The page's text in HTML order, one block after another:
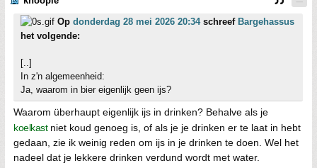
Op donderdag 28 mei 2026 20:34schreef Bargehassus
het volgende:
[..]
In z'n algemeenheid:
Ja, waarom in bier eigenlijk geen ijs?
Waarom überhaupt eigenlijk ijs in drinken? Behalve als je
koelkastniet koud genoeg is, of als je je drinken er te laat in hebt
gedaan, zie ik weinig reden om ijs in je drinken te doen. Wel het
nadeel dat je lekkere drinken verdund wordt met water.